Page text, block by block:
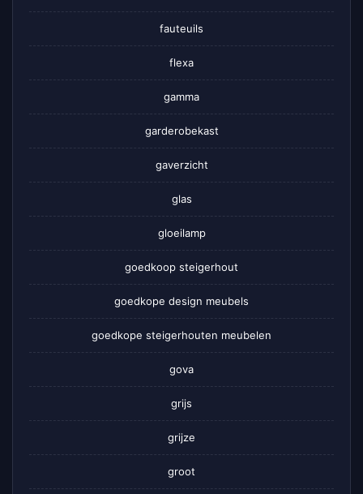
fauteuils
flexa
gamma
garderobekast
gaverzicht
glas
gloeilamp
goedkoop steigerhout
goedkope design meubels
goedkope steigerhouten meubelen
gova
grijs
grijze
groot